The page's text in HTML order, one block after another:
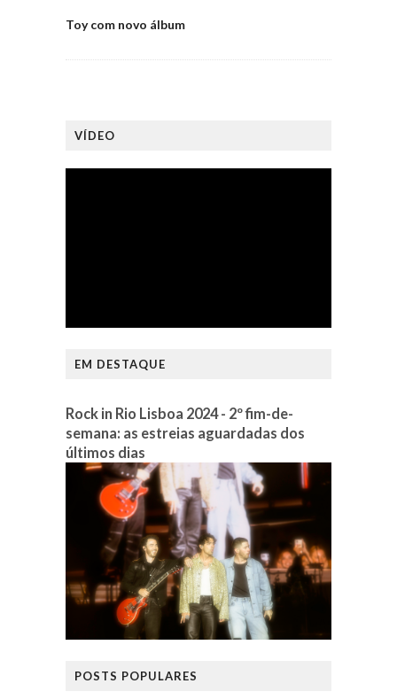
Toy com novo álbum
VÍDEO
EM DESTAQUE
Rock in Rio Lisboa 2024 - 2º fim-de-
semana: as estreias aguardadas dos
últimos dias
POSTS POPULARES